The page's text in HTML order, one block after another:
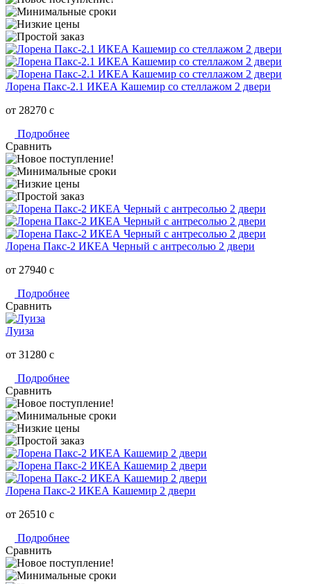
Лорена Пакс-2.1 ИКЕА Кашемир со стеллажом 2 двери
от 28270 c
Подробнее
Сравнить
Лорена Пакс-2 ИКЕА Черный с антресолью 2 двери
от 27940 c
Подробнее
Сравнить
Луиза
от 31280 c
Подробнее
Сравнить
Лорена Пакс-2 ИКЕА Кашемир 2 двери
от 26510 c
Подробнее
Сравнить